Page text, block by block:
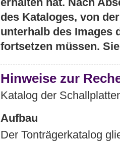
des Kataloges, von
unterhalb des Images
fortsetzen müssen.
Hinweise zur
Katalog der
Aufbau
Der Tonträgerkatalog